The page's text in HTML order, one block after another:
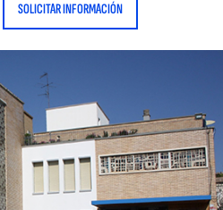
SOLICITAR INFORMACIÓN